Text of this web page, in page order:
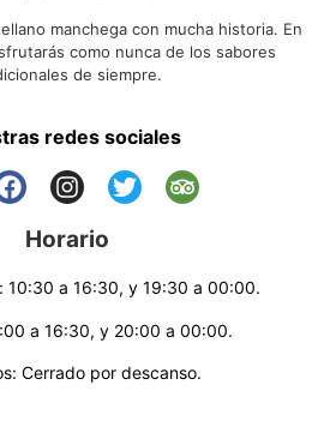
manchega con mucha historia. En
como nunca de los sabores
de siempre.
redes sociales
Horario
10:30 a 16:30, y 19:30 a 00:00.
a 16:30, y 20:00 a 00:00.
Cerrado por descanso.